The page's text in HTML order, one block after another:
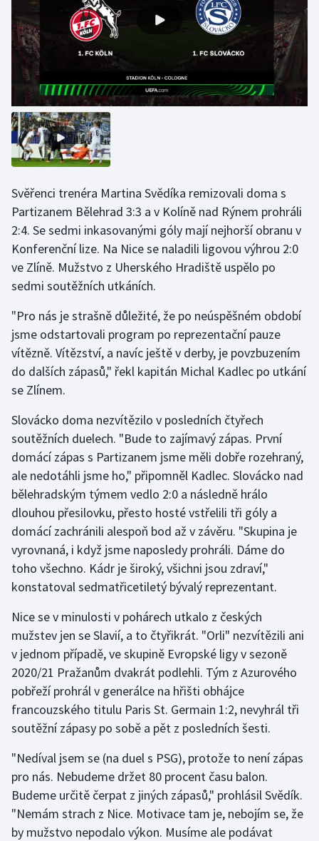
Svěřenci trenéra Martina Svědíka remizovali doma s
Partizanem Bělehrad 3:3 a v Kolíně nad Rýnem prohráli
2:4. Se sedmi inkasovanými góly mají nejhorší obranu v
Konferenční lize. Na Nice se naladili ligovou výhrou 2:0
ve Zlíně. Mužstvo z Uherského Hradiště uspělo po
sedmi soutěžních utkáních.
"Pro nás je strašně důležité, že po neúspěšném období
jsme odstartovali program po reprezentační pauze
vítězně. Vítězství, a navíc ještě v derby, je povzbuzením
do dalších zápasů," řekl kapitán Michal Kadlec po utkání
se Zlínem.
Slovácko doma nezvítězilo v posledních čtyřech
soutěžních duelech. "Bude to zajímavý zápas. První
domácí zápas s Partizanem jsme měli dobře rozehraný,
ale nedotáhli jsme ho," připomněl Kadlec. Slovácko nad
bělehradským týmem vedlo 2:0 a následně hrálo
dlouhou přesilovku, přesto hosté vstřelili tři góly a
domácí zachránili alespoň bod až v závěru. "Skupina je
vyrovnaná, i když jsme naposledy prohráli. Dáme do
toho všechno. Kádr je široký, všichni jsou zdraví,"
konstatoval sedmatřicetiletý bývalý reprezentant.
Nice se v minulosti v pohárech utkalo z českých
mužstev jen se Slavií, a to čtyřikrát. "Orli" nezvítězili ani
v jednom případě, ve skupině Evropské ligy v sezoně
2020/21 Pražanům dvakrát podlehli. Tým z Azurového
pobřeží prohrál v generálce na hřišti obhájce
francouzského titulu Paris St. Germain 1:2, nevyhrál tři
soutěžní zápasy po sobě a pět z posledních šesti.
"Nedíval jsem se (na duel s PSG), protože to není zápas
pro nás. Nebudeme držet 80 procent času balon.
Budeme určitě čerpat z jiných zápasů," prohlásil Svědík.
"Nemám strach z Nice. Motivace tam je, nebojím se, že
by mužstvo nepodalo výkon. Musíme ale podávat